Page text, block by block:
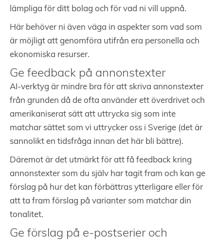
lämpliga för ditt bolag och för vad ni vill uppnå.
Här behöver ni även väga in aspekter som vad som
är möjligt att genomföra utifrån era personella och
ekonomiska resurser.
Ge feedback på annonstexter
AI-verktyg är mindre bra för att skriva annonstexter
från grunden då de ofta använder ett överdrivet och
amerikaniserat sätt att uttrycka sig som inte
matchar sättet som vi uttrycker oss i Sverige (det är
sannolikt en tidsfråga innan det här bli bättre).
Däremot är det utmärkt för att få feedback kring
annonstexter som du själv har tagit fram och kan ge
förslag på hur det kan förbättras ytterligare eller för
att ta fram förslag på varianter som matchar din
tonalitet.
Ge förslag på e-postserier och